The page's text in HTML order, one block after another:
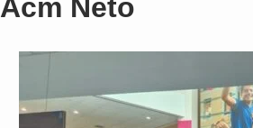
Comando
Acm Neto